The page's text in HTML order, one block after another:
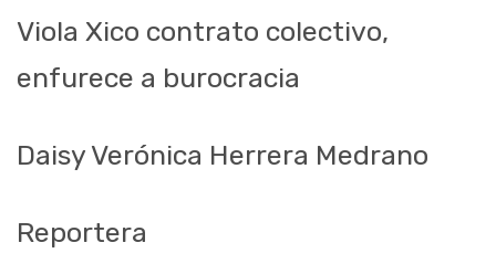
Viola Xico contrato colectivo,
enfurece a burocracia
Daisy Verónica Herrera Medrano
Reportera